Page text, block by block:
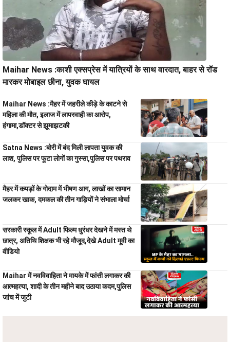
Maihar News :काशी एक्सप्रेस में यात्रियों के साथ वारदात, बाहर से रॉड
मारकर मोबाइल छीना, युवक घायल
Maihar News :मैहर में जहरीले कीड़े के काटने से
महिला की मौत, इलाज में लापरवाही का आरोप,
हंगामा,डॉक्टर से झूमाझटकी
Satna News :बोरी में बंद मिली लापता युवक की
लाश, पुलिस पर फूटा लोगों का गुस्सा,पुलिस पर पथराव
मैहर में कपड़ों के गोदाम में भीषण आग, लाखों का सामान
जलकर खाक, दमकल की तीन गाड़ियों ने संभाला मोर्चा
सरकारी स्कूल में Adult फिल्म धुरंधर देखने में मस्त थे
छात्र, अतिथि शिक्षक भी रहे मौजूद,देखे Adult मूवी का
वीडियो
Maihar में नवविवाहिता ने मायके में फांसी लगाकर की
आत्महत्या, शादी के तीन महीने बाद उठाया कदम,पुलिस
जांच में जुटी